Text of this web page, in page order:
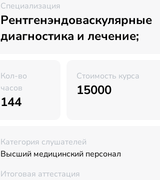
Специализация
Рентгенэндоваскулярные
диагностика и лечение;
Кол-во
часов
144
Стоимость курса
15000
Категория слушателей
Высший медицинский персонал
Итоговая аттестация